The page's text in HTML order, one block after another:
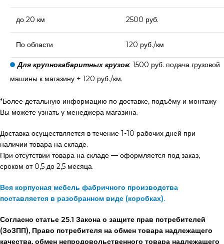
до 20 км 2500 руб.
По области 120 руб./км
Для крупногабаритных грузов: 1500 руб. подача грузовой
машины к магазину + 120 руб./км.
*Более детальную информацию по доставке, подъёму и монтажу
Вы можете узнать у менеджера магазина.
Доставка осуществляется в течение 1-10 рабочих дней при
наличии товара на складе.
При отсутствии товара на складе — оформляется под заказ,
сроком от 0,5 до 2,5 месяца.
Вся корпусная мебель фабричного производства
поставляется в разобранном виде (коробках).
Согласно статье 25.1 Закона о защите прав потребителей
(ЗоЗПП), Право потребителя на обмен товара надлежащего
качества, обмен непродовольственного товара надлежащего